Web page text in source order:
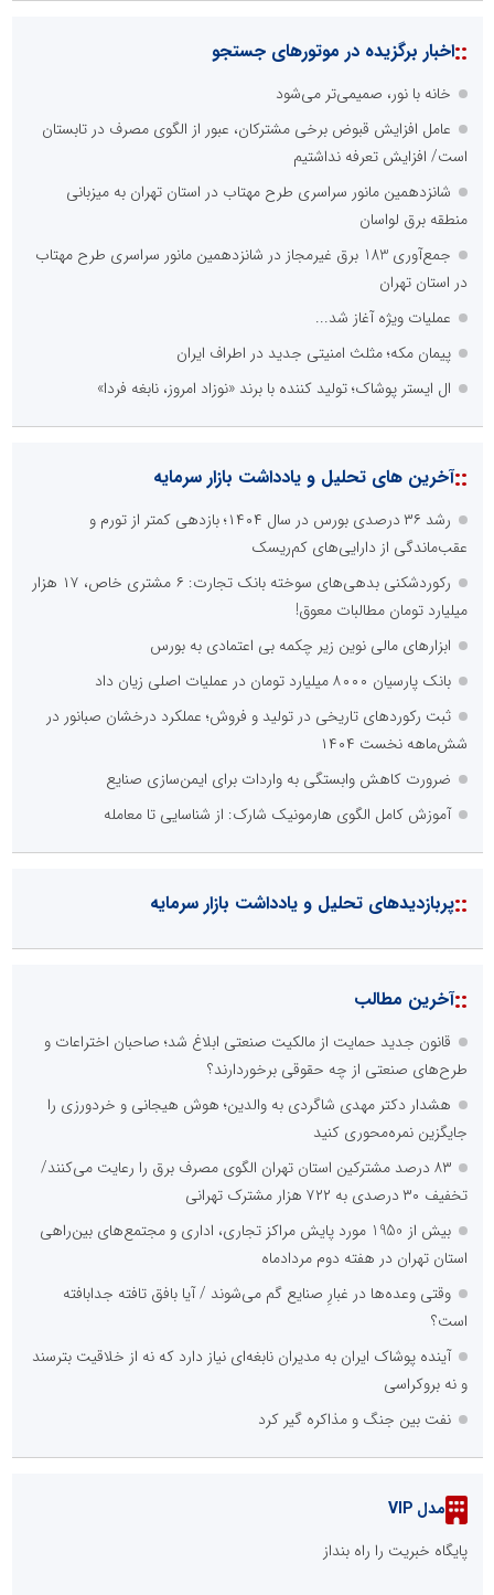
::اخبار برگزیده در موتورهای جستجو
خانه با نور، صمیمی‌تر می‌شود
عامل افزایش قبوض برخی مشترکان، عبور از الگوی مصرف در تابستان
است/ افزایش تعرفه نداشتیم
شانزدهمین مانور سراسری طرح مهتاب در استان تهران به میزبانی
منطقه برق لواسان
جمع‌آوری 183 برق غیرمجاز در شانزدهمین مانور سراسری طرح مهتاب
در استان تهران
عملیات ویژه آغاز شد...
پیمان مکه؛ مثلث امنیتی جدید در اطراف ایران
ال ایستر پوشاک؛ تولید کننده با برند «نوزاد امروز، نابغه فردا»
::آخرین های تحلیل و یادداشت بازار سرمایه
رشد ۳۶ درصدی بورس در سال ۱۴۰۴؛ بازدهی کمتر از تورم و
عقب‌ماندگی از دارایی‌های کم‌ریسک
رکوردشکنی بدهی‌های سوخته بانک تجارت: ۶ مشتری خاص، ۱۷ هزار
میلیارد تومان مطالبات معوق!
ابزارهای مالی نوین زیر چکمه بی‌ اعتمادی به بورس
بانک پارسیان ۸۰۰۰ میلیارد تومان در عملیات اصلی زیان داد
ثبت رکوردهای تاریخی در تولید و فروش؛ عملکرد درخشان صبانور در
شش‌ماهه نخست ۱۴۰۴
ضرورت کاهش وابستگی به واردات برای ایمن‌سازی صنایع
آموزش کامل الگوی هارمونیک شارک: از شناسایی تا معامله
::پربازدیدهای تحلیل و یادداشت بازار سرمایه
::آخرین مطالب
قانون جدید حمایت از مالکیت صنعتی ابلاغ شد؛ صاحبان اختراعات و
طرح‌های صنعتی از چه حقوقی برخوردارند؟
هشدار دکتر مهدی شاگردی به والدین؛ هوش هیجانی و خردورزی را
جایگزین نمره‌محوری کنید
۸۳ درصد مشترکین استان تهران الگوی مصرف برق را رعایت می‌کنند/
تخفیف ۳۰ درصدی به ۷۲۲ هزار مشترک تهرانی
بیش از 1950 مورد پایش مراکز تجاری، اداری و مجتمع‌های بین‌راهی
استان تهران در هفته دوم مردادماه
وقتی وعده‌ها در غبارِ صنایع گم می‌شوند / آیا بافق تافته جدابافته
است؟
آینده پوشاک ایران به مدیران نابغه‌ای نیاز دارد که نه از خلاقیت بترسند
و نه بروکراسی
نفت بین جنگ و مذاکره گیر کرد
مدل VIP
پایگاه خبریت را راه بنداز